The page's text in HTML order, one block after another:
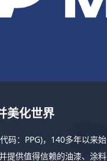
美化世界
码：PPG)，140多年以来始
提供值得信赖的油漆、涂料